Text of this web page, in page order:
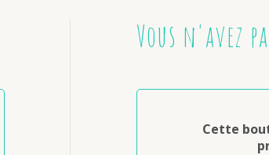
Vous n'avez
Cette